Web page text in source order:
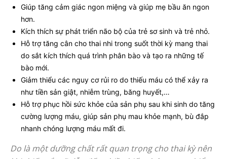
Giúp tăng cảm giác ngon miệng và giúp mẹ bầu ăn ngon
hơn.
Kích thích sự phát triển não bộ của trẻ sơ sinh và trẻ nhỏ.
Hỗ trợ tăng cân cho thai nhi trong suốt thời kỳ mang thai
do sắt kích thích quá trình phân bào và tạo ra những tế
bào mới.
Giảm thiểu các nguy cơ rủi ro do thiếu máu có thể xảy ra
như tiền sản giật, nhiễm trùng, băng huyết,…
Hỗ trợ phục hồi sức khỏe của sản phụ sau khi sinh do tăng
cường lượng máu, giúp sản phụ mau khỏe mạnh, bù đắp
nhanh chóng lượng máu mất đi.
Do là một dưỡng chất rất quan trọng cho thai kỳ nên